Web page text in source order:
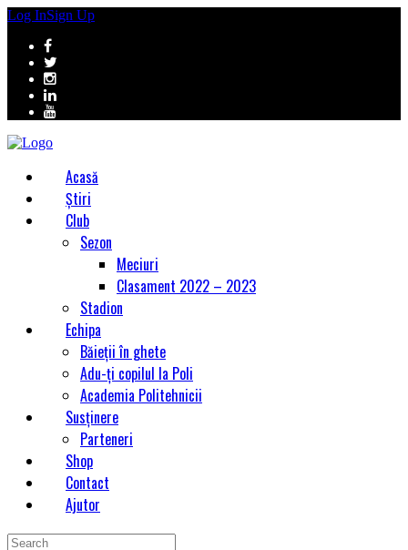
Log InSign Up
Acasă
Știri
Club
Sezon
Meciuri
Clasament 2022 – 2023
Stadion
Echipa
Băieții în ghete
Adu-ți copilul la Poli
Academia Politehnicii
Susținere
Parteneri
Shop
Contact
Ajutor